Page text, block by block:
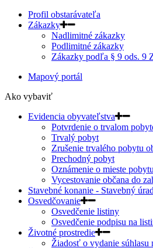
Profil obstarávateľa
Zákazky
Nadlimitné zákazky
Podlimitné zákazky
Zákazky podľa § 9 ods. 9
Mapový portál
Ako vybaviť
Evidencia obyvateľstva
Potvrdenie o trvalom
Trvalý pobyt
Zrušenie trvalého pobytu
Prechodný pobyt
Oznámenie o mieste
Vycestovanie občana do
Stavebné konanie - Stavebný úrad
Osvedčovanie
Osvedčenie listiny
Osvedčenie podpisu na
Životné prostredie
Žiadosť o vydanie súhlasu